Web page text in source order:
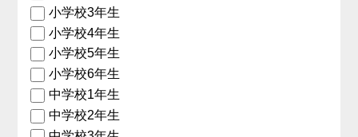
小学校3年生
小学校4年生
小学校5年生
小学校6年生
中学校1年生
中学校2年生